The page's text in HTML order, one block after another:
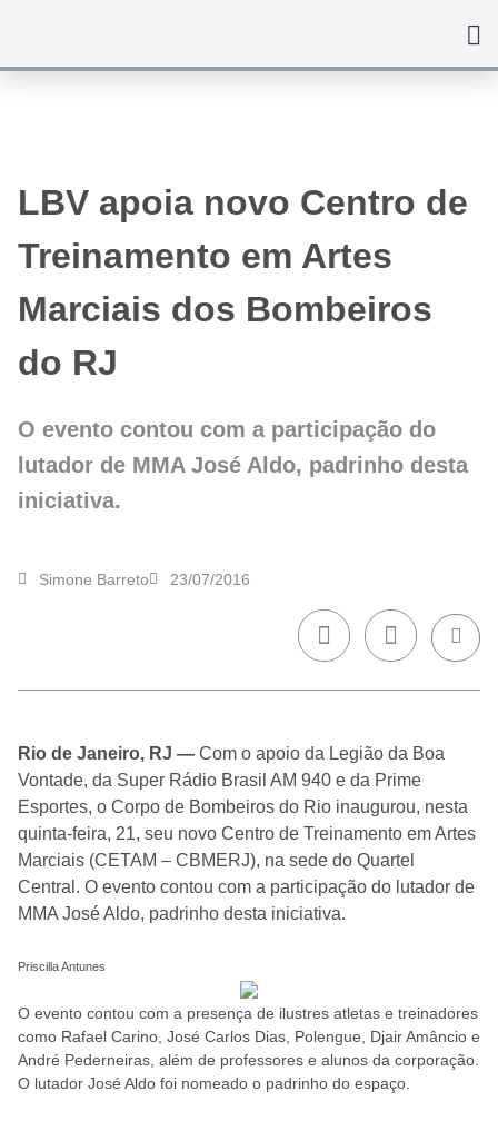
LBV apoia novo Centro de
Treinamento em Artes
Marciais dos Bombeiros
do RJ
O evento contou com a participação do
lutador de MMA José Aldo, padrinho desta
iniciativa.
Simone Barreto 23/07/2016
Rio de Janeiro, RJ — Com o apoio da Legião da Boa
Vontade, da Super Rádio Brasil AM 940 e da Prime
Esportes, o Corpo de Bombeiros do Rio inaugurou, nesta
quinta-feira, 21, seu novo Centro de Treinamento em Artes
Marciais (CETAM – CBMERJ), na sede do Quartel
Central. O evento contou com a participação do lutador de
MMA José Aldo, padrinho desta iniciativa.
Priscilla Antunes
O evento contou com a presença de ilustres atletas e treinadores
como Rafael Carino, José Carlos Dias, Polengue, Djair Amâncio e
André Pederneiras, além de professores e alunos da corporação.
O lutador José Aldo foi nomeado o padrinho do espaço.